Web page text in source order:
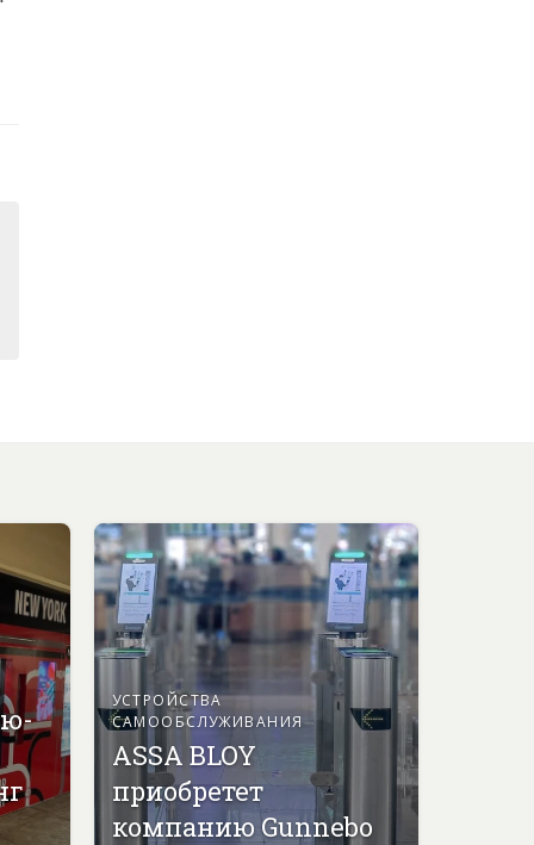
УСТРОЙСТВА
САМООБСЛУЖИВАНИЯ
ASSA BLOY
приобретет
компанию Gunnebo